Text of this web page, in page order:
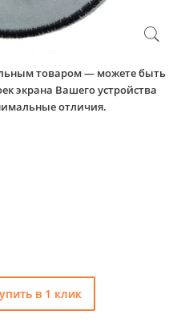
товаром — можете быть
экрана Вашего устройства
отличия.
в 1 клик